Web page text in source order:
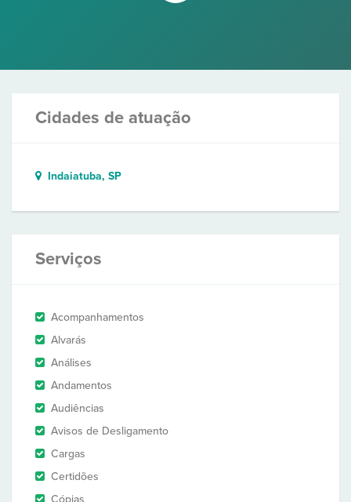
Cidades de atuação
Indaiatuba, SP
Serviços
Acompanhamentos
Alvarás
Análises
Andamentos
Audiências
Avisos de Desligamento
Cargas
Certidões
Cópias